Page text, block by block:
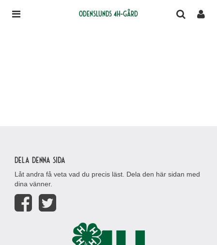
Odenslunds 4H-gård
Dela denna sida
Låt andra få veta vad du precis läst. Dela den här sidan med
dina vänner.